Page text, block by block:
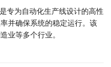
专为自动化生产线设计的高性
并确保系统的稳定运行。该
业等多个行业。